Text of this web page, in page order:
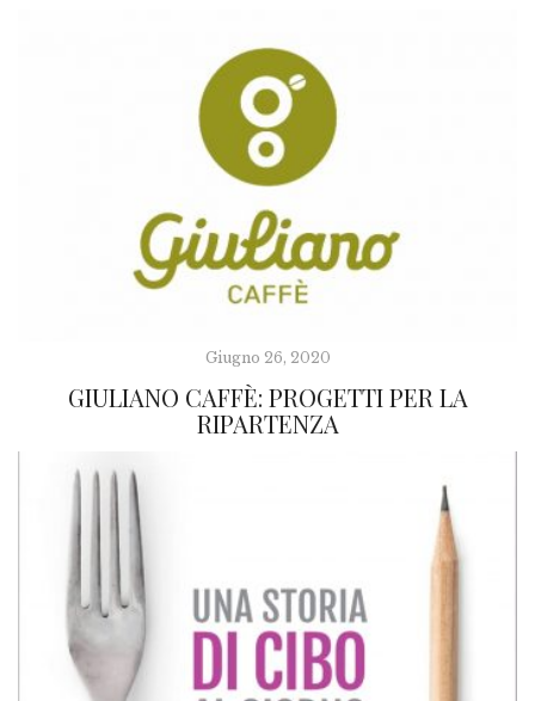
Giugno 26, 2020
GIULIANO CAFFÈ: PROGETTI PER LA
RIPARTENZA